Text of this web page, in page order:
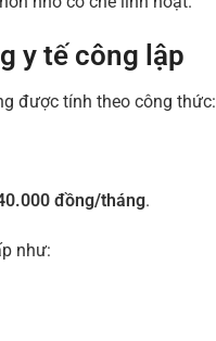
y tế công lập
được tính theo công thức:
đồng/tháng.
như: